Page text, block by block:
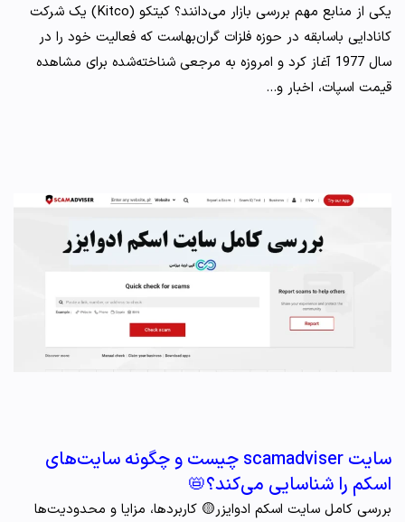
یکی از منابع مهم بررسی بازار می‌دانند؟ کیتکو (Kitco) یک شرکت
کانادایی باسابقه در حوزه فلزات گران‌بهاست که فعالیت خود را در
سال 1977 آغاز کرد و امروزه به مرجعی شناخته‌شده برای مشاهده
قیمت اسپات، اخبار و…
سایت scamadviser چیست و چگونه سایت‌های
اسکم را شناسایی می‌کند؟📛
بررسی کامل سایت اسکم ادوایزر🟡 کاربردها، مزایا و محدودیت‌ها